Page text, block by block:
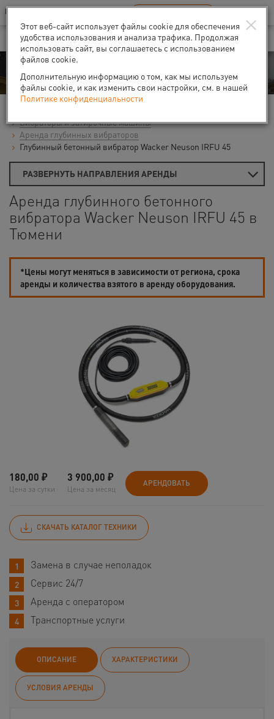
Ваш город:Тюмень
В Вашем регионе нет наших офисов RU EN
Аренда
Вибраторы и затирочные машины
Аренда глубинных вибраторов
Глубинный бетонный вибратор Wacker Neuson IRFU 45
РАЗВЕРНУТЬ НАПРАВЛЕНИЯ АРЕНДЫ
Аренда глубинного бетонного
вибратора Wacker Neuson IRFU 45 в
Тюмени
*Цены могут меняться в зависимости от региона, срока
аренды и количества взятого в аренду оборудования.
180,00 ₽
Цена за сутки
3 900,00 ₽
Цена за месяц
АРЕНДОВАТЬ
СКАЧАТЬ КАТАЛОГ ТЕХНИКИ
Замена в случае неполадок
Сервис 24/7
Аренда с оператором
Транспортные услуги
ОПИСАНИЕ ХАРАКТЕРИСТИКИ
УСЛОВИЯ АРЕНДЫ
×
Этот веб-сайт использует файлы cookie для обеспечения
удобства использования и анализа трафика. Продолжая
использовать сайт, вы соглашаетесь с использованием
файлов cookie.
Дополнительную информацию о том, как мы используем
файлы cookie, и как изменить свои настройки, см. в нашей
Политике конфиденциальности